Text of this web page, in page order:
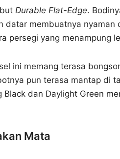
Durable Flat-Edge.
datar membuatnya nyaman
persegi yang menampung
ini memang terasa
pun terasa mantap di
dan Daylight Green
Mata